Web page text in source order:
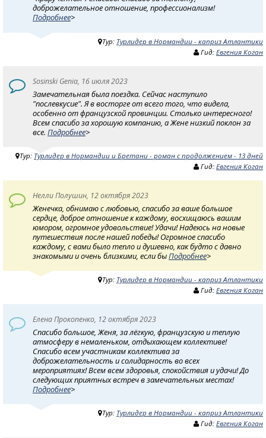
доброжелательное отношение, профессионализм!
Подробнее>
Тур: Турлидер в Нормандии - каприз Атлантики
Гид: Евгения Коган
Sosinski Genia, 16 июля 2023
Замечательная была поездка. Сейчас наступило
"послевкусие". Я в восторге от всего того, что видела,
особенно от французской провинции. Столько интересного!
Всем спасибо за хорошую компанию, а Жене низкий поклон за
все. Подробнее>
Тур: Турлидер в Нормандии и Бретани - роман с продолжением - 13 дней
Гид: Евгения Коган
Нелли Полушин, 12 октября 2023
Женечка, обнимаю с любовью, спасибо за ваше большое
сердце, доброе отношение к каждому, восхищаюсь вашим
юмором, огромное удовольствие! Удачи! Надеюсь на новые
путешествия после нашей победы! Огромное спасибо
каждому, с вами было тепло и душевно, как будто с давно
знакомыми и очень близкими, если быПодробнее>
Тур: Турлидер в Нормандии - каприз Атлантики
Гид: Евгения Коган
Елена Прокопенко, 12 октября 2023
Спасибо большое, Женя, за лёгкую, французскую и теплую
атмосферу в немаленьком, отдыхающем коллективе!
Спасибо всем участникам коллектива за
доброжелательность и солидарность во всех
мероприятиях! Всем всем здоровья, спокойствия и удачи! До
следующих приятных встреч в замечательных местах!
Подробнее>
Тур: Турлидер в Нормандии - каприз Атлантики
Гид: Евгения Коган